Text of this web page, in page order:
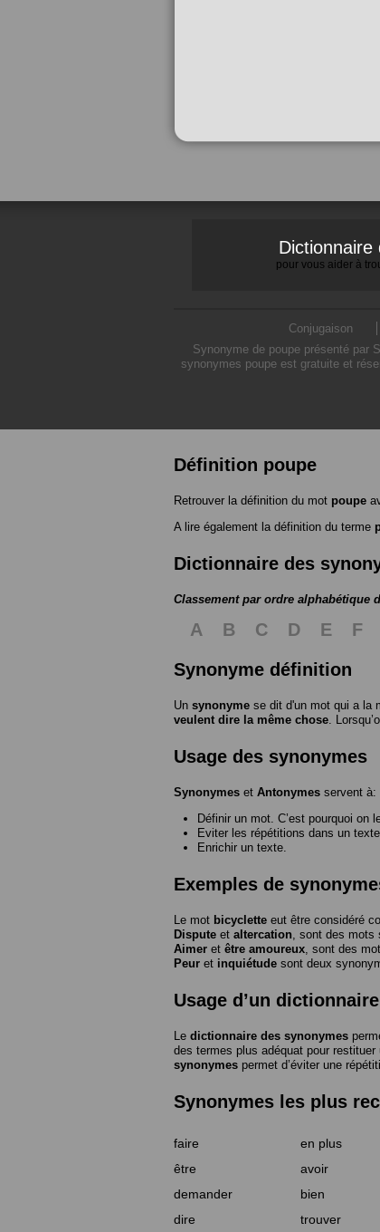
Dictionnaire
pour vous aider à
Conjugaison
Synonyme de poupe présenté par
synonymes poupe est gratuite et
Définition poupe
Retrouver la définition du mot poupe
A lire également la définition du terme
Dictionnaire des
Classement par ordre alphabétique
A B C D E F
Synonyme définition
Un synonyme se dit d'un mot qui a la
veulent dire la même chose .
Usage des synonymes
Synonymes et Antonymes servent à:
Définir un mot. C’est pourquoi on
Eviter les répétitions dans un texte.
Enrichir un texte.
Exemples de
Le mot bicyclette eut être considéré
Dispute et altercation , sont des mots
Aimer et être amoureux , sont des
Peur et inquiétude sont deux
Usage d’un
Le dictionnaire des synonymes
des termes plus adéquat pour
synonymes permet d’éviter une
Synonymes les plus
faire en plus
être
avoir
demander
bien
dire
trouver